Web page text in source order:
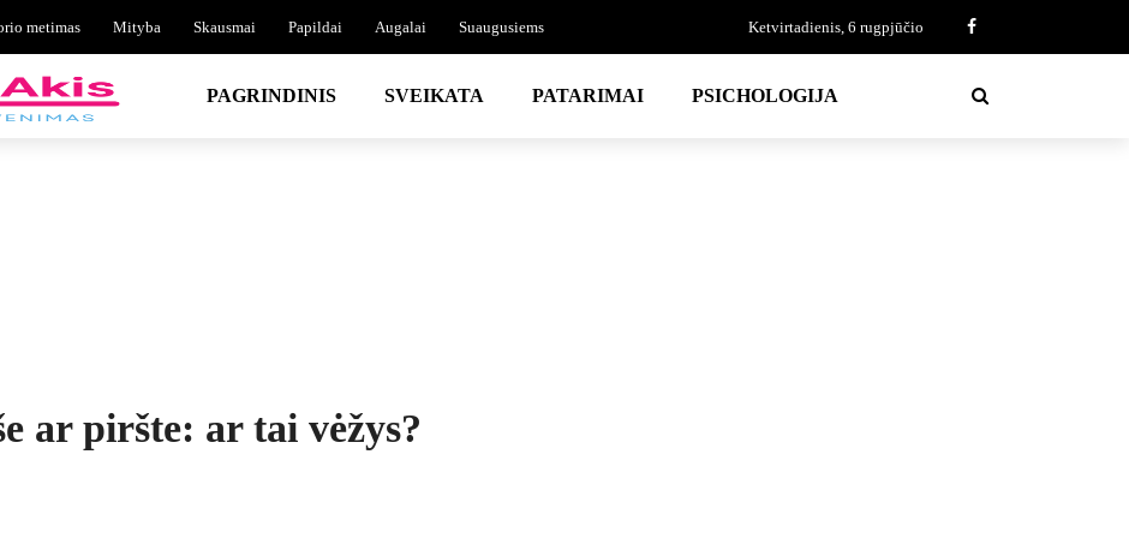
metimas Mityba Skausmai Papildai Augalai Suaugusiems Ketvirtadienis, 6 rugpjūčio
PAGRINDINIS SVEIKATA PATARIMAI PSICHOLOGIJA
ar piršte: ar tai vėžys?